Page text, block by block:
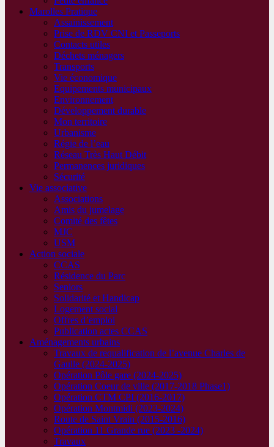
Marolles Pratique
Assainissement
Prise de RDV CNI et Passeports
Contacts utiles
Déchets ménagers
Transports
Vie économique
Equipements municipaux
Environnement
Développement durable
Mon territoire
Urbanisme
Régie de l’eau
Réseau Très Haut Débit
Permanences juridiques
Sécurité
Vie associative
Associations
Amis du jumelage
Comité des fêtes
MJC
USM
Action sociale
CCAS
Résidence du Parc
Seniors
Solidarité et Handicap
Logement social
Offres d’emploi
Publication actes CCAS
Aménagements urbains
Travaux de requalification de l’avenue Charles de
Gaulle (2024-2025)
Opération Pôle gare (2024-2025)
Opération Coeur de ville (2017-2018 Phase1)
Opération CTM CPI (2016-2017)
Opération Montmidi (2023-2024)
Route de Saint Vrain (2015-2016)
Opération 11 Grande rue (2023 -2024)
Travaux